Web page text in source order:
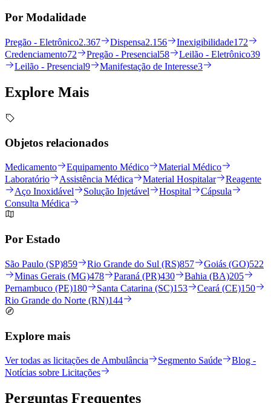
Por Modalidade
Pregão - Eletrônico2.367 Dispensa2.156 Inexigibilidade172
Credenciamento72 Pregão - Presencial58 Leilão - Eletrônico39
Leilão - Presencial9 Manifestação de Interesse3
Explore Mais
Objetos relacionados
Medicamento Equipamento Médico
Material Médico
Laboratório
Assistência Médica Material Hospitalar
Reagente
Aço Inoxidável
Solução Injetável Hospital
Cápsula
Consulta Médica
Por Estado
São Paulo (SP)859 Rio Grande do Sul (RS)857 Goiás (GO)522
Minas Gerais (MG)478 Paraná (PR)430 Bahia (BA)205
Pernambuco (PE)180 Santa Catarina (SC)153 Ceará (CE)150
Rio Grande do Norte (RN)144
Explore mais
Ver todas as licitações de Ambulância Segmento Saúde
Blog -
Notícias sobre Licitações
Perguntas Frequentes